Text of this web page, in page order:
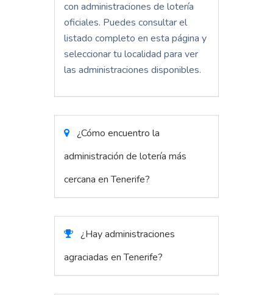
con administraciones de lotería
oficiales. Puedes consultar el
listado completo en esta página y
seleccionar tu localidad para ver
las administraciones disponibles.
¿Cómo encuentro la
administración de lotería más
cercana en Tenerife?
¿Hay administraciones
agraciadas en Tenerife?